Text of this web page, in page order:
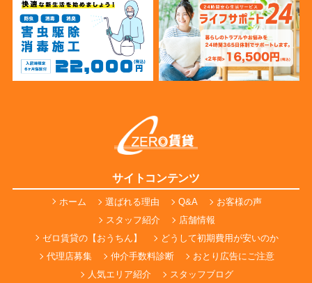
サイトコンテンツ
ホーム 選ばれる理由 Q&A
お客様の声
スタッフ紹介
店舗情報
ゼロ賃貸の【おうちん】
どうして初期費用が安いのか
代理店募集
仲介手数料診断
おとり広告にご注意
人気エリア紹介
スタッフブログ